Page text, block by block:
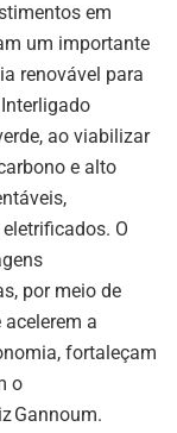
em
um importante
renovável para
ao viabilizar
e alto
O
por meio de
a
fortaleçam
o
Gannoum.